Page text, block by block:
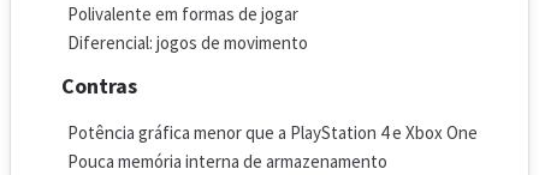
Polivalente em formas de jogar
Diferencial: jogos de movimento
Contras
Potência gráfica menor que a PlayStation 4 e Xbox One
Pouca memória interna de armazenamento